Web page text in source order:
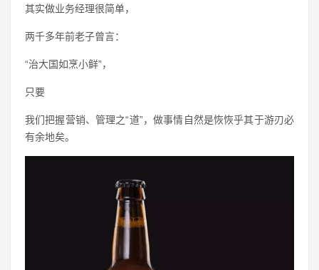
其实做业务经理很简单，
两千多年前老子曾言：
“治大国如烹小鲜”，
只要
我们把握营销、管理之“道”，做事情自然是恢恢乎其于游刃必
有余地矣。